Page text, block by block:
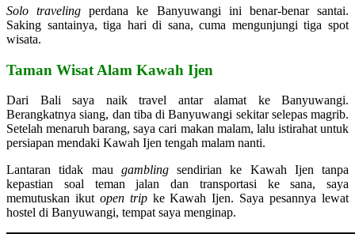
Solo traveling perdana ke Banyuwangi ini benar-benar santai.
Saking santainya, tiga hari di sana, cuma mengunjungi tiga spot
wisata.
Taman Wisat Alam Kawah Ijen
Dari Bali saya naik travel antar alamat ke Banyuwangi.
Berangkatnya siang, dan tiba di Banyuwangi sekitar selepas magrib.
Setelah menaruh barang, saya cari makan malam, lalu istirahat untuk
persiapan mendaki Kawah Ijen tengah malam nanti.
Lantaran tidak mau gamblingsendirian ke Kawah Ijen tanpa
kepastian soal teman jalan dan transportasi ke sana, saya
memutuskan ikut open tripke Kawah Ijen. Saya pesannya lewat
hostel di Banyuwangi, tempat saya menginap.